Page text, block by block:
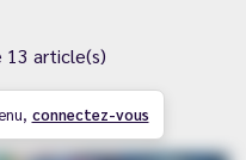
article(s)
connectez-vous